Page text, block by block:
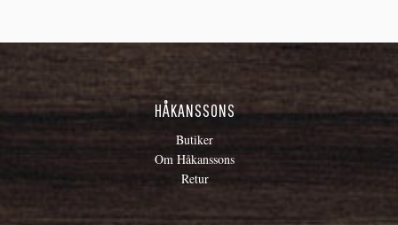
HÅKANSSONS
Butiker
Om Håkanssons
Retur